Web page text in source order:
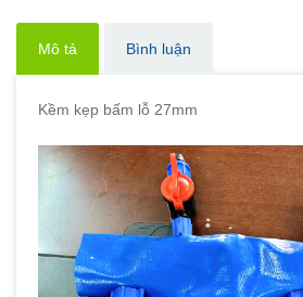
Mô tả Bình luận
Kềm kẹp bấm lỗ 27mm